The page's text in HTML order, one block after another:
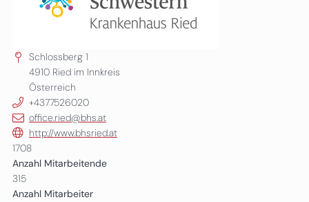
Schlossberg 1
4910 Ried im Innkreis
Österreich
+4377526020
office.ried@bhs.at
http://www.bhsried.at
1708
Anzahl Mitarbeitende
315
Anzahl Mitarbeiter